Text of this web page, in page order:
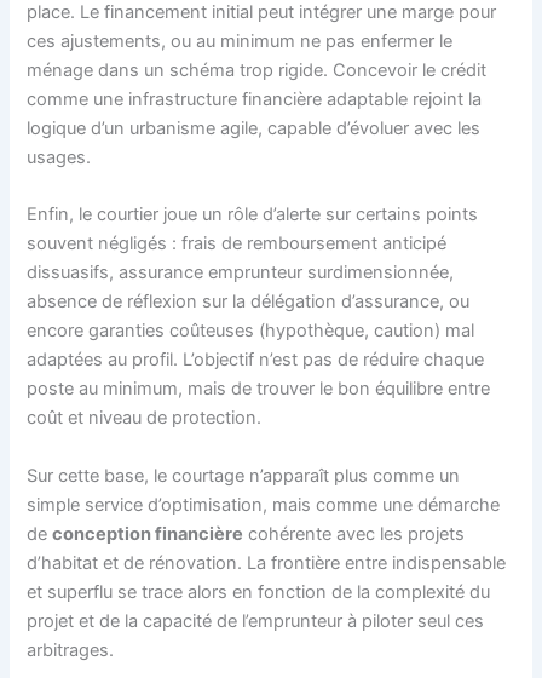
place. Le financement initial peut intégrer une marge pour
ces ajustements, ou au minimum ne pas enfermer le
ménage dans un schéma trop rigide. Concevoir le crédit
comme une infrastructure financière adaptable rejoint la
logique d’un urbanisme agile, capable d’évoluer avec les
usages.
Enfin, le courtier joue un rôle d’alerte sur certains points
souvent négligés : frais de remboursement anticipé
dissuasifs, assurance emprunteur surdimensionnée,
absence de réflexion sur la délégation d’assurance, ou
encore garanties coûteuses (hypothèque, caution) mal
adaptées au profil. L’objectif n’est pas de réduire chaque
poste au minimum, mais de trouver le bon équilibre entre
coût et niveau de protection.
Sur cette base, le courtage n’apparaît plus comme un
simple service d’optimisation, mais comme une démarche
deconception financière cohérente avec les projets
d’habitat et de rénovation. La frontière entre indispensable
et superflu se trace alors en fonction de la complexité du
projet et de la capacité de l’emprunteur à piloter seul ces
arbitrages.